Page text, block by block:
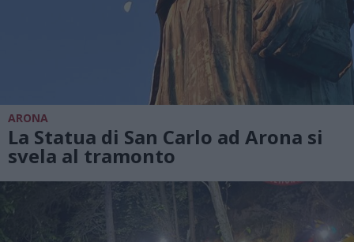
ARONA
La Statua di San Carlo ad Arona si
svela al tramonto